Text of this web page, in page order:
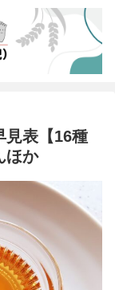
見表【16種
ほか